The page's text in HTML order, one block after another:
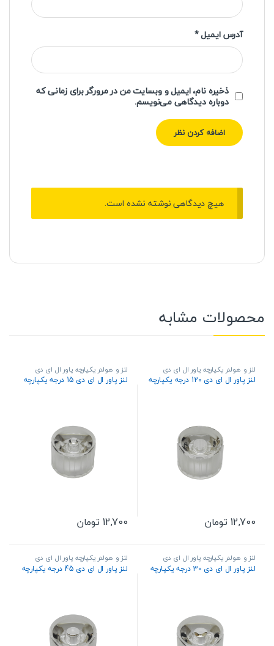
آدرس ایمیل*
ذخیره نام، ایمیل و وبسایت من در مرورگر برای زمانی که
دوباره دیدگاهی می‌نویسم.
هیچ دیدگاهی نوشته نشده است.
محصولات مشابه
لنز و هولدر یکپارچه پاور ال ای دی
لنز پاور ال ای دی 120 درجه یکپارچه
12,700تومان
لنز و هولدر یکپارچه پاور ال ای دی
لنز پاور ال ای دی 15 درجه یکپارچه
12,700تومان
لنز و هولدر یکپارچه پاور ال ای دی
لنز پاور ال ای دی 30 درجه یکپارچه
لنز و هولدر یکپارچه پاور ال ای دی
لنز پاور ال ای دی 45 درجه یکپارچه